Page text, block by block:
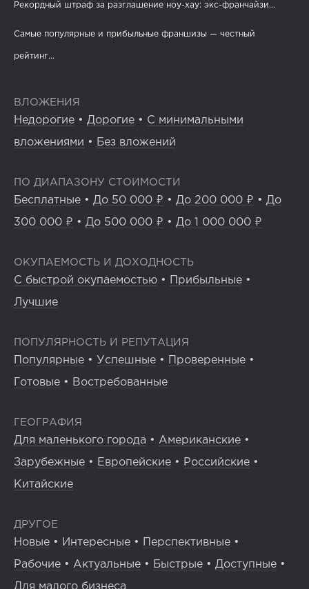
Рекордный штраф за разглашение ноу-хау: экс-франчайзи...
Самые популярные и прибыльные франшизы — честный
рейтинг...
ВЛОЖЕНИЯ
Недорогие • Дорогие • С минимальными
вложениями • Без вложений
ПО ДИАПАЗОНУ СТОИМОСТИ
Бесплатные • До 50 000 ₽ • До 200 000 ₽ • До
300 000 ₽ • До 500 000 ₽ • До 1 000 000 ₽
ОКУПАЕМОСТЬ И ДОХОДНОСТЬ
С быстрой окупаемостью • Прибыльные •
Лучшие
ПОПУЛЯРНОСТЬ И РЕПУТАЦИЯ
Популярные • Успешные • Проверенные •
Готовые • Востребованные
ГЕОГРАФИЯ
Для маленького города • Американские •
Зарубежные • Европейские • Российские •
Китайские
ДРУГОЕ
Новые • Интересные • Перспективные •
Рабочие • Актуальные • Быстрые • Доступные •
Для малого бизнеса